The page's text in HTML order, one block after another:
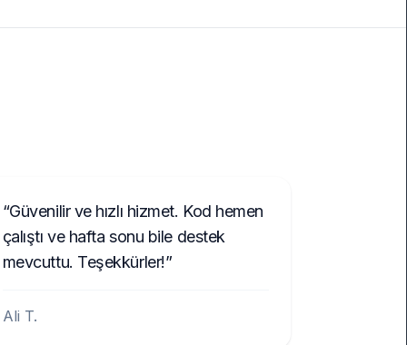
Güvenilir ve hızlı hizmet. Kod hemen
çalıştı ve hafta sonu bile destek
mevcuttu. Teşekkürler!
Ali T.